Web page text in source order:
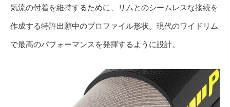
気流の付着を維持するために、リムとのシームレスな接続を
作成する特許出願中のプロファイル形状。現代のワイドリム
で最高のパフォーマンスを発揮するように設計。